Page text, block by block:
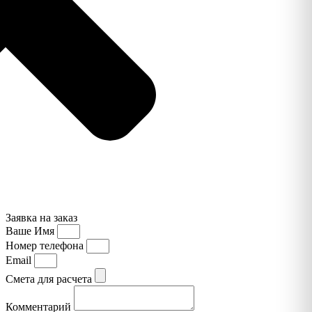
Заявка на заказ
Ваше Имя
Номер телефона
Email
Смета для расчета
Комментарий